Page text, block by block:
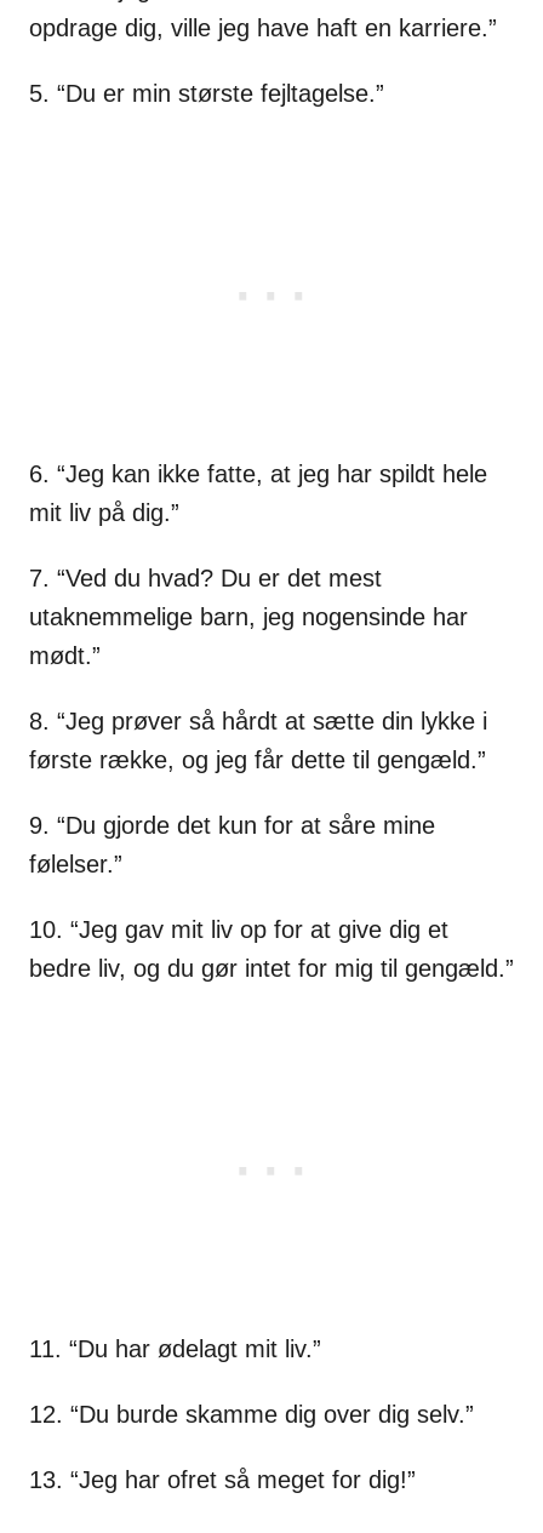
opdrage dig, ville jeg have haft en karriere.”
5. “Du er min største fejltagelse.”
6. “Jeg kan ikke fatte, at jeg har spildt hele
mit liv på dig.”
7. “Ved du hvad? Du er det mest
utaknemmelige barn, jeg nogensinde har
mødt.”
8. “Jeg prøver så hårdt at sætte din lykke i
første række, og jeg får dette til gengæld.”
9. “Du gjorde det kun for at såre mine
følelser.”
10. “Jeg gav mit liv op for at give dig et
bedre liv, og du gør intet for mig til gengæld.”
11. “Du har ødelagt mit liv.”
12. “Du burde skamme dig over dig selv.”
13. “Jeg har ofret så meget for dig!”